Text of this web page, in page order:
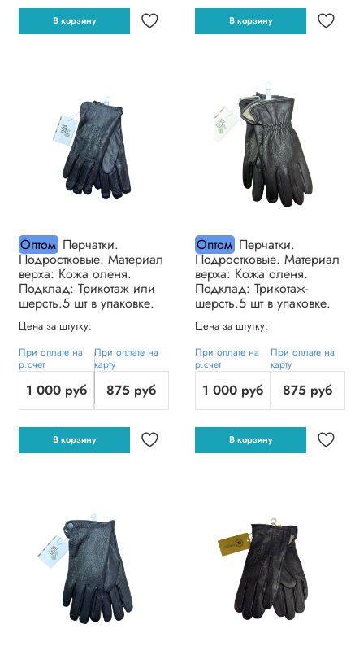
В корзину В корзину
ОптомПерчатки.
Подростковые. Материал
верха: Кожа оленя.
Подклад: Трикотаж или
шерсть.5 шт в упаковке.
Цена за штутку:
При оплате на
р.счет
1 000 руб
При оплате на
карту
875 руб
В корзину
ОптомПерчатки.
Подростковые. Материал
верха: Кожа оленя.
Подклад: Трикотаж-
шерсть.5 шт в упаковке.
Цена за штутку:
При оплате на
р.счет
1 000 руб
При оплате на
карту
875 руб
В корзину